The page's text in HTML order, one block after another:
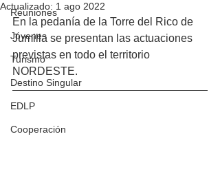
Reuniones
Jóvenes
Turismo
Destino Singular
EDLP
Cooperación
Actualizado: 1 ago 2022
En la pedanía de la Torre del Rico de
Jumilla se presentan las actuaciones
previstas en todo el territorio
NORDESTE.